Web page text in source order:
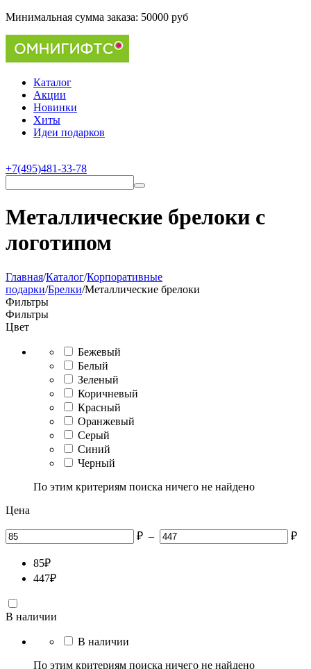
Минимальная сумма заказа: 50000 руб
Каталог
Акции
Новинки
Хиты
Идеи подарков
+7(495)481-33-78
Металлические брелоки с
логотипом
Главная/Каталог/Корпоративные
подарки/Брелки/Металлические брелоки
Фильтры
Фильтры
Цвет
Бежевый
Белый
Зеленый
Коричневый
Красный
Оранжевый
Серый
Синий
Черный
По этим критериям поиска ничего не найдено
Цена
₽ – ₽
85₽
447₽
В наличии
В наличии
По этим критериям поиска ничего не найдено